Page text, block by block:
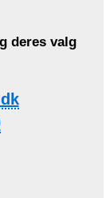
deres valg